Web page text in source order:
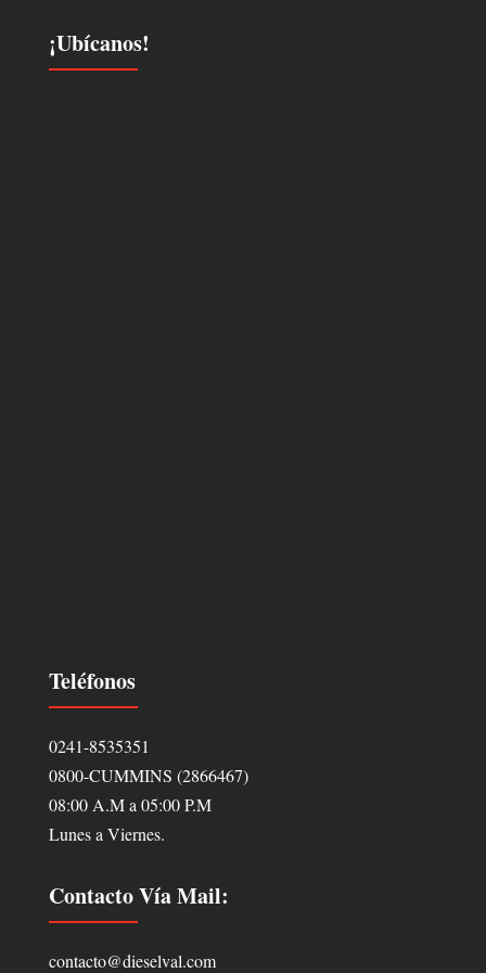
¡Ubícanos!
Teléfonos
0241-8535351
0800-CUMMINS (2866467)
08:00 A.M a 05:00 P.M
Lunes a Viernes.
Contacto Vía Mail:
contacto@dieselval.com